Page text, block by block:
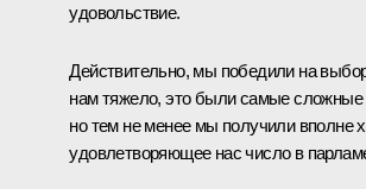
удовольствие.
Действительно, мы победили на
нам тяжело, это были самые сложные
но тем не менее мы получили вполне
удовлетворяющее нас число в